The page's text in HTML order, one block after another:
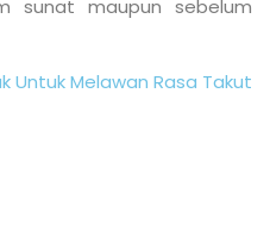
sunat maupun sebelum
Untuk Melawan Rasa Takut